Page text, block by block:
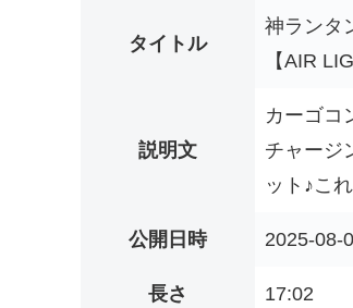
タイトル
神ランタ
【AIR
説明文
カーゴコ
チャージ
ット♪こ
公開日時 2025-08-
長さ 17:02